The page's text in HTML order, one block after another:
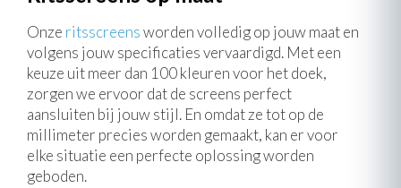
Onze ritsscreensworden volledig op jouw maat en
volgens jouw specificaties vervaardigd. Met een
keuze uit meer dan 100 kleuren voor het doek,
zorgen we ervoor dat de screens perfect
aansluiten bij jouw stijl. En omdat ze tot op de
millimeter precies worden gemaakt, kan er voor
elke situatie een perfecte oplossing worden
geboden.